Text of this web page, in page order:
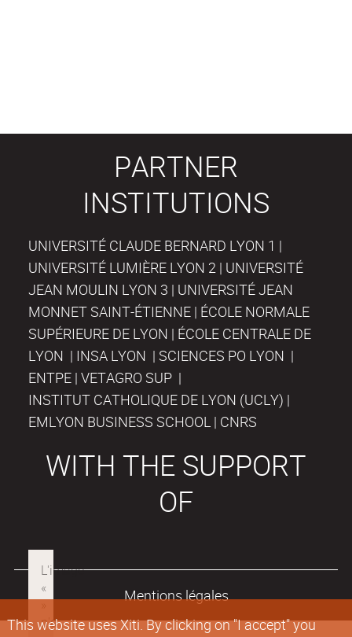
This website uses Xiti. By clicking on "I accept" you
PARTNER
INSTITUTIONS
UNIVERSITÉ CLAUDE BERNARD LYON 1 |
UNIVERSITÉ LUMIÈRE LYON 2 | UNIVERSITÉ
JEAN MOULIN LYON 3 | UNIVERSITÉ JEAN
MONNET SAINT-ÉTIENNE | ÉCOLE NORMALE
SUPÉRIEURE DE LYON | ÉCOLE CENTRALE DE
LYON | INSA LYON | SCIENCES PO LYON |
ENTPE | VETAGRO SUP |
INSTITUT CATHOLIQUE DE LYON (UCLY) |
EMLYON BUSINESS SCHOOL | CNRS
WITH THE SUPPORT
OF
Mentions légales